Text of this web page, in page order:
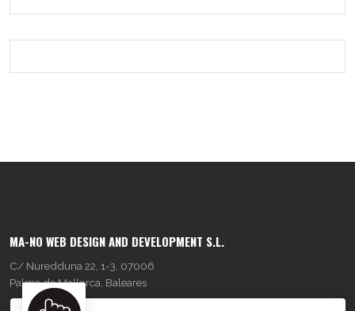
MA-NO WEB DESIGN AND DEVELOPMENT S.L.
C/ Nuredduna 22, 1-3, 07006
Palma de Mallorca, Baleares